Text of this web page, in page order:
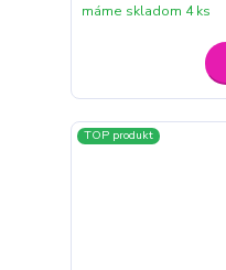
máme skladom 4 ks
TOP produkt